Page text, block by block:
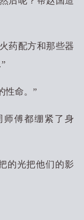
药配方和那些器
性命。”
师傅都绷紧了身
的光把他们的影